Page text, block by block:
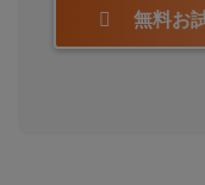
無料お